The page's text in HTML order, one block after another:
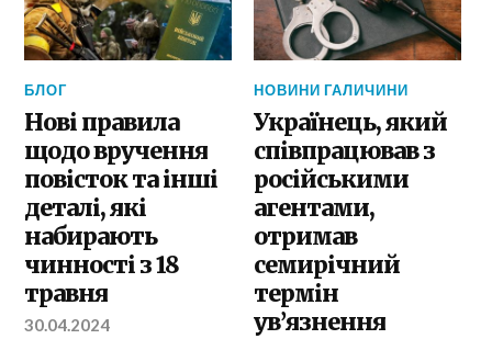
БЛОГ
Нові правила
щодо вручення
повісток та інші
деталі, які
набирають
чинності з 18
травня
30.04.2024
НОВИНИ ГАЛИЧИНИ
Українець, який
співпрацював з
російськими
агентами,
отримав
семирічний
термін
ув’язнення